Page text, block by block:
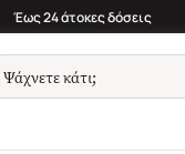
Έως 24 άτοκες δόσεις